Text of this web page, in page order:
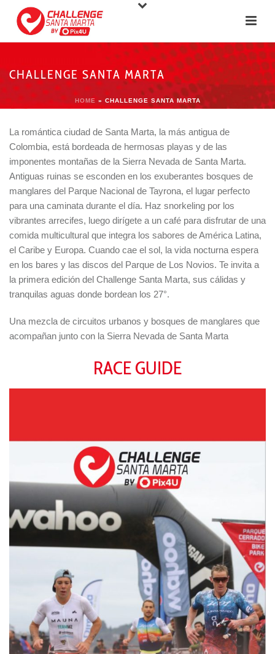
CHALLENGE SANTA MARTA
HOME » CHALLENGE SANTA MARTA
La romántica ciudad de Santa Marta, la más antigua de
Colombia, está bordeada de hermosas playas y de las
imponentes montañas de la Sierra Nevada de Santa Marta.
Antiguas ruinas se esconden en los exuberantes bosques de
manglares del Parque Nacional de Tayrona, el lugar perfecto
para una caminata durante el día. Haz snorkeling por los
vibrantes arrecifes, luego dirígete a un café para disfrutar de una
comida multicultural que integra los sabores de América Latina,
el Caribe y Europa. Cuando cae el sol, la vida nocturna espera
en los bares y las discos del Parque de Los Novios. Te invita a
la primera edición del Challenge Santa Marta, sus cálidas y
tranquilas aguas donde bordean los 27°.
Una mezcla de circuitos urbanos y bosques de manglares que
acompañan junto con la Sierra Nevada de Santa Marta
RACE GUIDE